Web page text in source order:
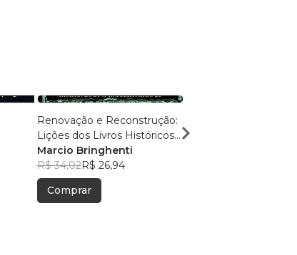
Renovação e Reconstrução:
Lições dos Livros Históricos
da Bíblia
Marcio Bringhenti
R$ 34,02R$ 26,94
Comprar
Eternas: